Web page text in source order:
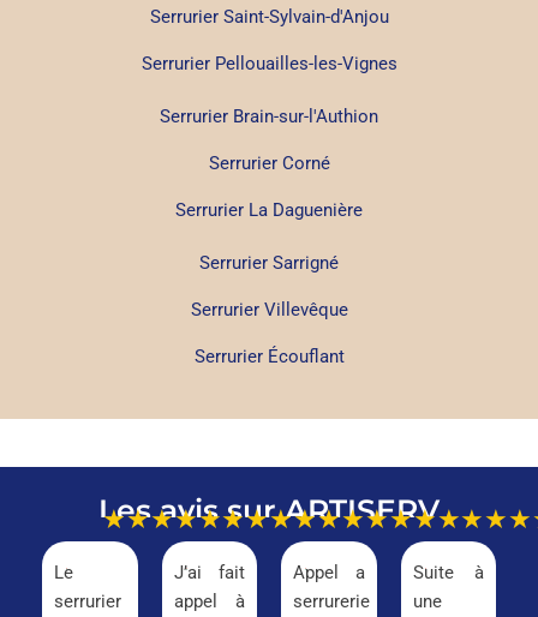
Serrurier Saint-Sylvain-d'Anjou
Serrurier Pellouailles-les-Vignes
Serrurier Brain-sur-l'Authion
Serrurier Corné
Serrurier La Daguenière
Serrurier Sarrigné
Serrurier Villevêque
Serrurier Écouflant
Les avis sur ARTISERV
★★★★★
Le
serrurier
★★★★★
J’ai fait
appel à
★★★★★
Appel a
serrurerie
Suite à
une